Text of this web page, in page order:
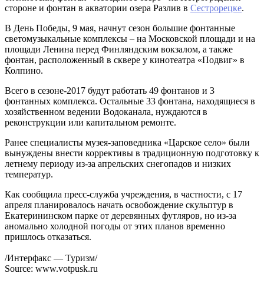
стороне и фонтан в акватории озера Разлив в Сестрорецке.
В День Победы, 9 мая, начнут сезон большие фонтанные
светомузыкальные комплексы – на Московской площади и на
площади Ленина перед Финляндским вокзалом, а также
фонтан, расположенный в сквере у кинотеатра «Подвиг» в
Колпино.
Всего в сезоне-2017 будут работать 49 фонтанов и 3
фонтанных комплекса. Остальные 33 фонтана, находящиеся в
хозяйственном ведении Водоканала, нуждаются в
реконструкции или капитальном ремонте.
Ранее специалисты музея-заповедника «Царское село» были
вынуждены внести коррективы в традиционную подготовку к
летнему периоду из-за апрельских снегопадов и низких
температур.
Как сообщила пресс-служба учреждения, в частности, с 17
апреля планировалось начать освобождение скульптур в
Екатерининском парке от деревянных футляров, но из-за
аномально холодной погоды от этих планов временно
пришлось отказаться.
/Интерфакс — Туризм/
Source: www.votpusk.ru